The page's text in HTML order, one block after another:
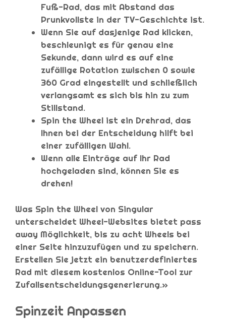
Fuß-Rad, das mit Abstand das
Prunkvollste in der TV-Geschichte ist.
Wenn Sie auf dasjenige Rad klicken,
beschleunigt es für genau eine
Sekunde, dann wird es auf eine
zufällige Rotation zwischen 0 sowie
360 Grad eingestellt und schließlich
verlangsamt es sich bis hin zu zum
Stillstand.
Spin the Wheel ist ein Drehrad, das
Ihnen bei der Entscheidung hilft bei
einer zufälligen Wahl.
Wenn alle Einträge auf Ihr Rad
hochgeladen sind, können Sie es
drehen!
Was Spin the Wheel von Singular
unterscheidet Wheel-Websites bietet pass
away Möglichkeit, bis zu acht Wheels bei
einer Seite hinzuzufügen und zu speichern.
Erstellen Sie jetzt ein benutzerdefiniertes
Rad mit diesem kostenlos Online-Tool zur
Zufallsentscheidungsgenerierung.»
Spinzeit Anpassen